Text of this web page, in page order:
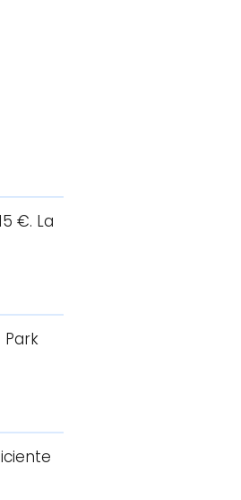
€. La